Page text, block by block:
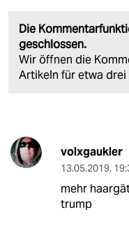
Die
geschlossen.
Wir öffnen die
Artikeln für etwa drei
volxgaukler
13.05.2019,
mehr
trump